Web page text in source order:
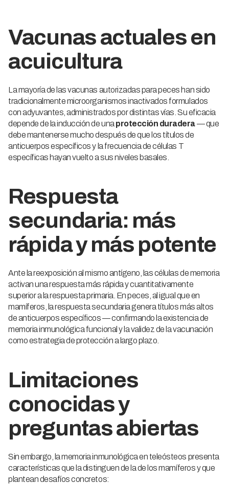
Vacunas actuales en
acuicultura
La mayoría de las vacunas autorizadas para peces han sido
tradicionalmente microorganismos inactivados formulados
con adyuvantes, administrados por distintas vías. Su eficacia
depende de la inducción de una protección duradera— que
debe mantenerse mucho después de que los títulos de
anticuerpos específicos y la frecuencia de células T
específicas hayan vuelto a sus niveles basales.
Respuesta
secundaria: más
rápida y más potente
Ante la reexposición al mismo antígeno, las células de memoria
activan una respuesta más rápida y cuantitativamente
superior a la respuesta primaria. En peces, al igual que en
mamíferos, la respuesta secundaria genera títulos más altos
de anticuerpos específicos — confirmando la existencia de
memoria inmunológica funcional y la validez de la vacunación
como estrategia de protección a largo plazo.
Limitaciones
conocidas y
preguntas abiertas
Sin embargo, la memoria inmunológica en teleósteos presenta
características que la distinguen de la de los mamíferos y que
plantean desafíos concretos: